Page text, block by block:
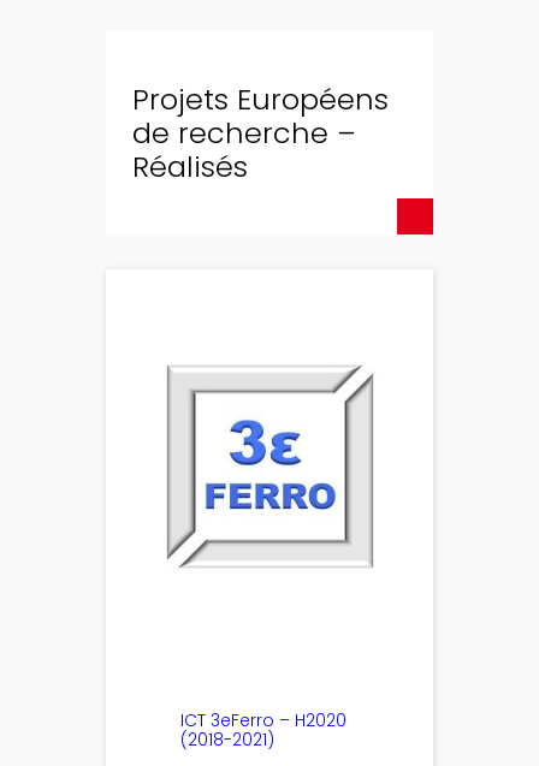
Projets Européens
de recherche –
Réalisés
ICT 3eFerro – H2020
(2018-2021)